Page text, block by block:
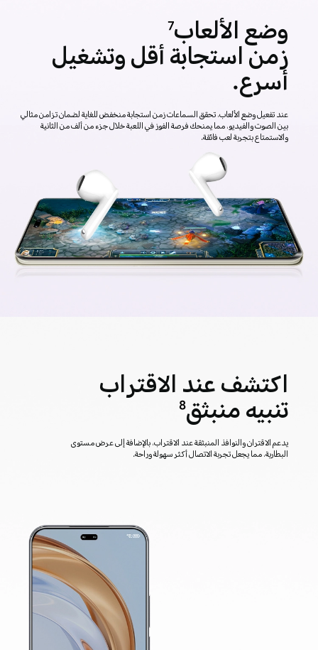
وضع الألعاب7
زمن استجابة أقل وتشغيل
أسرع.
عند تفعيل وضع الألعاب، تحقق السماعات زمن استجابة منخفض للغاية لضمان تزامن مثالي
بين الصوت والفيديو، مما يمنحك فرصة الفوز في اللعبة خلال جزء من ألف من الثانية
والاستمتاع بتجربة لعب فائقة.
اكتشف عند الاقتراب
تنبيه منبثق8
يدعم الاقتران والنوافذ المنبثقة عند الاقتراب، بالإضافة إلى عرض مستوى
البطارية، مما يجعل تجربة الاتصال أكثر سهولة وراحة.